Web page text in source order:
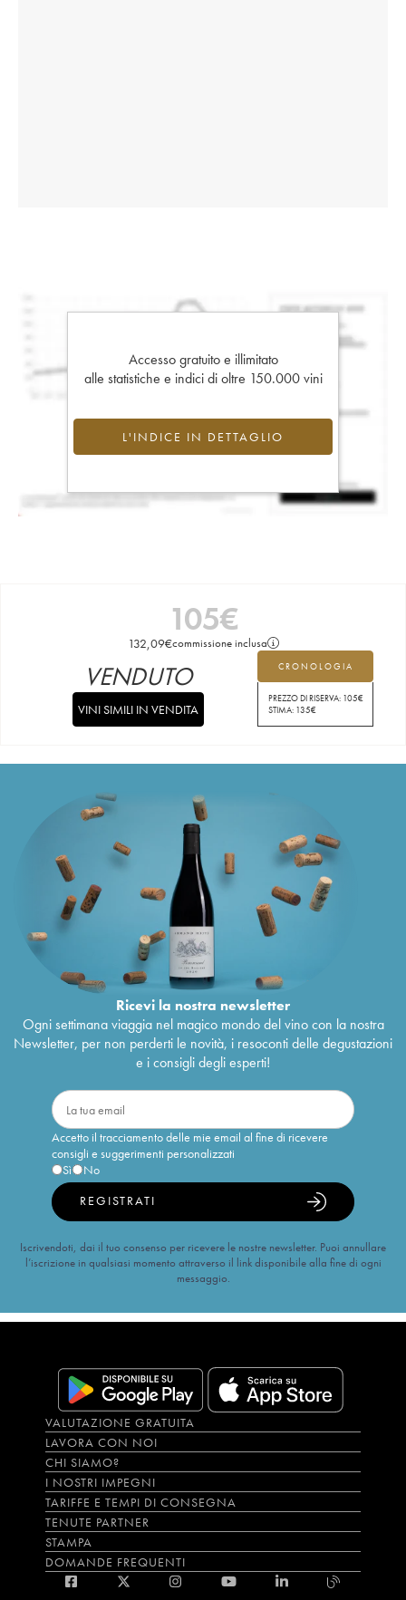
Accesso gratuito e illimitato
alle statistiche e indici di oltre 150.000 vini
L'INDICE IN DETTAGLIO
105€
132,09€commissione inclusa
CRONOLOGIA
PREZZO DI RISERVA: 105€
STIMA: 135€
VENDUTO
VINI SIMILI IN VENDITA
Ricevi la nostra newsletter
Ogni settimana viaggia nel magico mondo del vino con la nostra
Newsletter, per non perderti le novità, i resoconti delle degustazioni
e i consigli degli esperti!
Accetto il tracciamento delle mie email al fine di ricevere
consigli e suggerimenti personalizzati
Sì
No
REGISTRATI
Iscrivendoti, dai il tuo consenso per ricevere le nostre newsletter. Puoi annullare
l’iscrizione in qualsiasi momento attraverso il link disponibile alla fine di ogni
messaggio.
VALUTAZIONE GRATUITA
LAVORA CON NOI
CHI SIAMO?
I NOSTRI IMPEGNI
TARIFFE E TEMPI DI CONSEGNA
TENUTE PARTNER
STAMPA
DOMANDE FREQUENTI